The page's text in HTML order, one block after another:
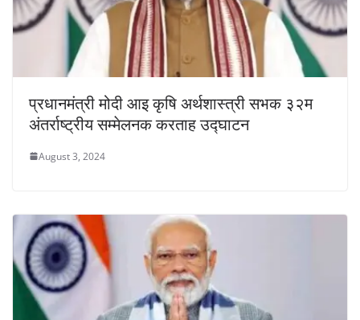
प्रधानमंत्री मोदी आइ कृषि अर्थशास्त्री सभक ३२म
अंतर्राष्ट्रीय सम्मेलनक करताह उद्घाटन
August 3, 2024